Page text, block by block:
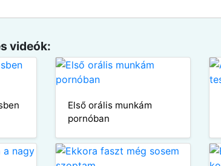
videók:
Első orális munkám
pornóban